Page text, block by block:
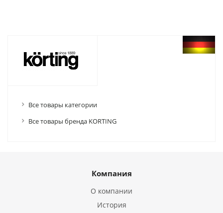
Все товары категории
Все товары бренда KORTING
Компания
О компании
История